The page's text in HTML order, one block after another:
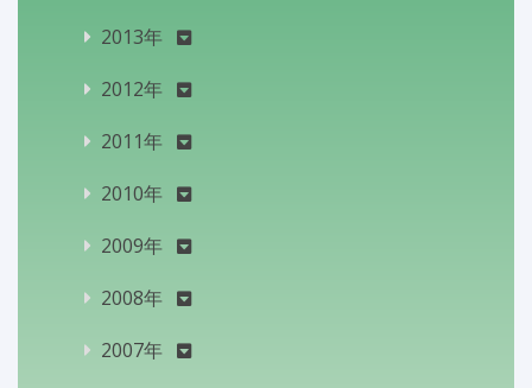
2013年
2012年
2011年
2010年
2009年
2008年
2007年